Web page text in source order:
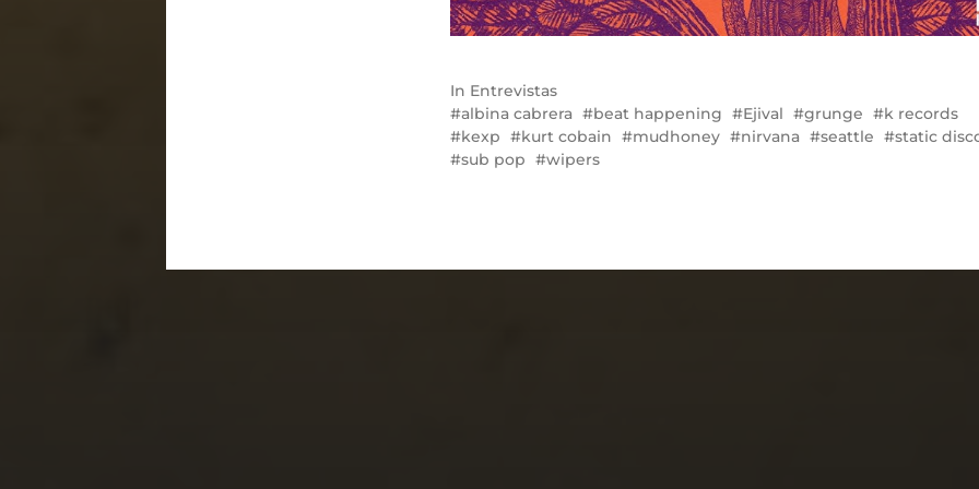
In Entrevistas
albina cabrera
beat happening Ejival grunge
k records
kexp
kurt cobain mudhoney nirvana seattle
static
sub pop
wipers